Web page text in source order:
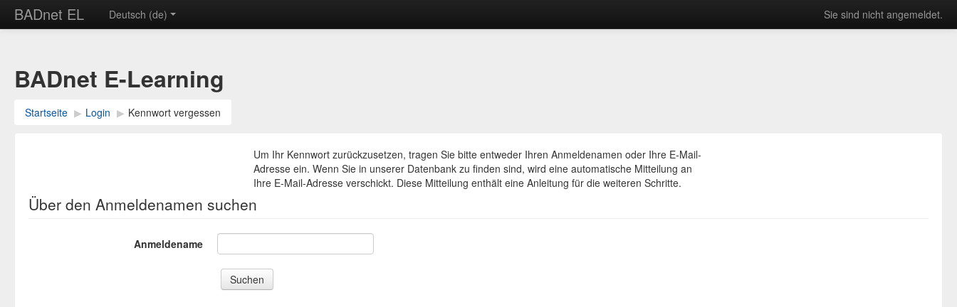
BADnet EL Sie sind nicht angemeldet.
Deutsch ‎(de)‎
BADnet E-Learning
Startseite ▶︎ Login ▶︎ Kennwort vergessen
Um Ihr Kennwort zurückzusetzen, tragen Sie bitte entweder Ihren Anmeldenamen oder Ihre E-Mail-
Adresse ein. Wenn Sie in unserer Datenbank zu finden sind, wird eine automatische Mitteilung an
Ihre E-Mail-Adresse verschickt. Diese Mitteilung enthält eine Anleitung für die weiteren Schritte.
Über den Anmeldenamen suchen
Anmeldename